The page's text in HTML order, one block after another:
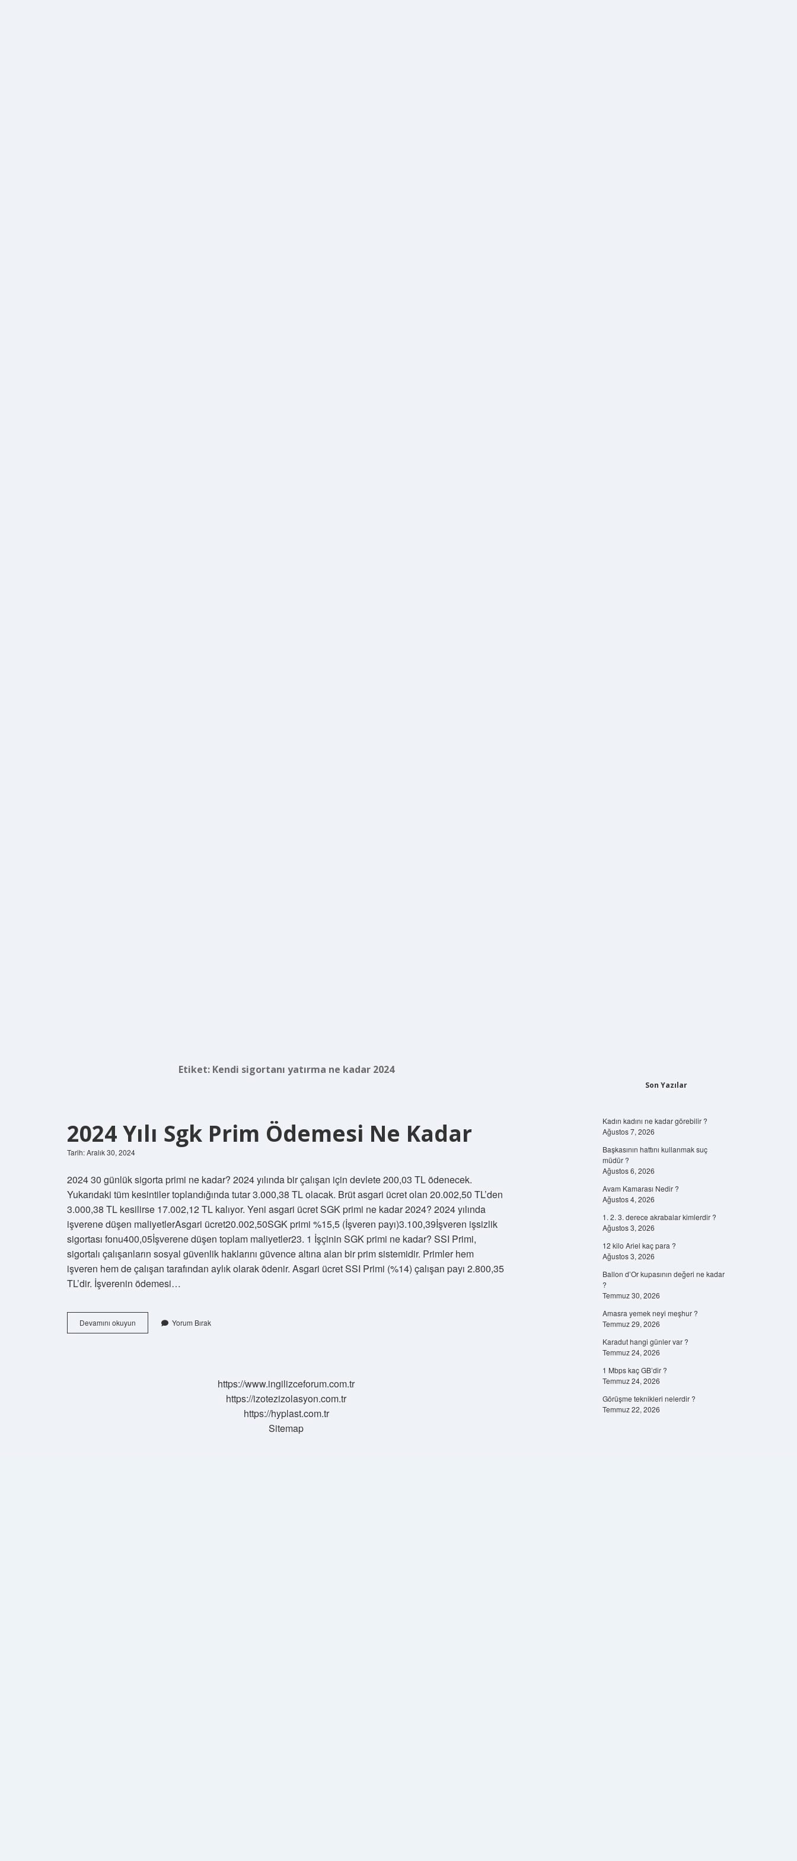
Etiket: Kendi sigortanı yatırma ne kadar 2024
2024 Yılı Sgk Prim Ödemesi Ne Kadar
Tarih: Aralık 30, 2024
2024 30 günlük sigorta primi ne kadar? 2024 yılında bir çalışan için devlete 200,03 TL ödenecek.
Yukarıdaki tüm kesintiler toplandığında tutar 3.000,38 TL olacak. Brüt asgari ücret olan 20.002,50 TL’den
3.000,38 TL kesilirse 17.002,12 TL kalıyor. Yeni asgari ücret SGK primi ne kadar 2024? 2024 yılında
işverene düşen maliyetlerAsgari ücret20.002,50SGK primi %15,5 (İşveren payı)3.100,39İşveren işsizlik
sigortası fonu400,05İşverene düşen toplam maliyetler23. 1 İşçinin SGK primi ne kadar? SSI Primi,
sigortalı çalışanların sosyal güvenlik haklarını güvence altına alan bir prim sistemidir. Primler hem
işveren hem de çalışan tarafından aylık olarak ödenir. Asgari ücret SSI Primi (%14) çalışan payı 2.800,35
TL’dir. İşverenin ödemesi…
Devamını okuyun
Yılı
Yorum Bırak
https://www.ingilizceforum.com.tr
https://izotezizolasyon.com.tr
https://hyplast.com.tr
Sitemap
Son Yazılar
Kadın kadını ne kadar görebilir ?
Ağustos 7, 2026
Başkasının hattını kullanmak suç
müdür ?
Ağustos 6, 2026
Avam Kamarası Nedir ?
Ağustos 4, 2026
1. 2. 3. derece akrabalar kimlerdir ?
Ağustos 3, 2026
12 kilo Ariel kaç para ?
Ağustos 3, 2026
Ballon d’Or kupasının değeri ne kadar
?
Temmuz 30, 2026
Amasra yemek neyi meşhur ?
Temmuz 29, 2026
Karadut hangi günler var ?
Temmuz 24, 2026
1 Mbps kaç GB’dir ?
Temmuz 24, 2026
Görüşme teknikleri nelerdir ?
Temmuz 22, 2026